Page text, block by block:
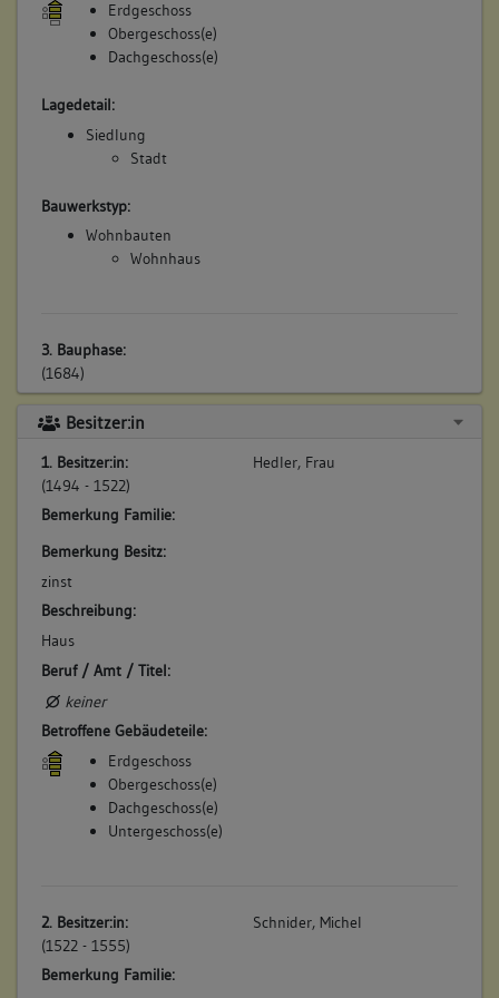
Erdgeschoss
Obergeschoss(e)
Dachgeschoss(e)
Lagedetail:
Siedlung
Stadt
Bauwerkstyp:
Wohnbauten
Wohnhaus
3. Bauphase:
(1684)
Der Küfer Michael Güthle besitzt im Bereich
Stadtschreibereigasse 3: "Eine Behausung , Keller und alle
und Hanß Wendel Röser". Auf seiner angrenzenden Hofstatt
lässt er damals das Wohnhaus Stadtschreibereigasse 1
errichten. (a)
Betroffene Gebäudeteile:
keine
(1770)
In dem Haus wird "noch eine Stuben eingerichtet". (a)
Betroffene Gebäudeteile:
Ausstattung
Mitten in der Stadt. In der Stadtschreiberey Gaß. Nr. 52 Ein
Haus und Keller". (a)
Betroffene Gebäudeteile:
Besitzer:in
1. Besitzer:in:
(1494 - 1522)
Hedler, Frau
Bemerkung Familie:
Bemerkung Besitz:
zinst
Beschreibung:
Haus
Beruf / Amt / Titel:
keiner
Betroffene Gebäudeteile:
Erdgeschoss
Obergeschoss(e)
Dachgeschoss(e)
Untergeschoss(e)
2. Besitzer:in:
(1522 - 1555)
Schnider, Michel
Bemerkung Familie: